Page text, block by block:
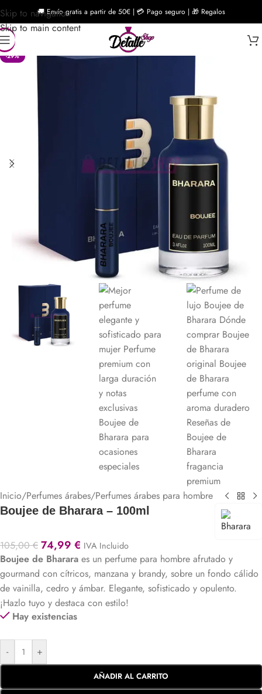
Skip to navigation
Skip to main content
🚚 Envío gratis a partir de 50€ | 💳 Pago seguro | 🎁 Regalos
-29%
Inicio/Perfumes árabes/Perfumes árabes para hombre
Boujee de Bharara – 100ml
105,00€ 74,99 € IVA Incluido
Boujee de Bharara es un perfume para hombre afrutado y
gourmand con cítricos, manzana y brandy, sobre un fondo cálido
de vainilla, cedro y ámbar. Elegante, sofisticado y opulento.
¡Hazlo tuyo y destaca con estilo!
Hay existencias
- +
AÑADIR AL CARRITO